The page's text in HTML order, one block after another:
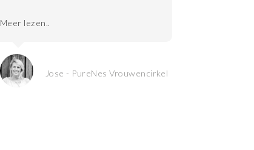
Meer lezen..
Jose - PureNes Vrouwencirkel